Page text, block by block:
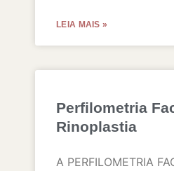
LEIA MAIS »
Perfilometria
Rinoplastia
A PERFILOMETRIA